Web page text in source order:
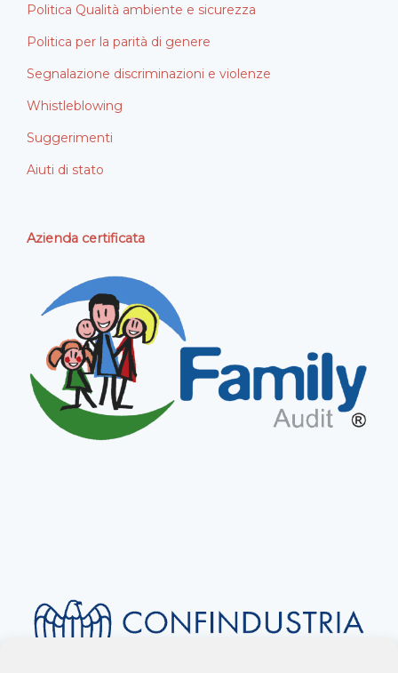
Politica Qualità ambiente e sicurezza
Politica per la parità di genere
Segnalazione discriminazioni e violenze
Whistleblowing
Suggerimenti
Aiuti di stato
Azienda certificata